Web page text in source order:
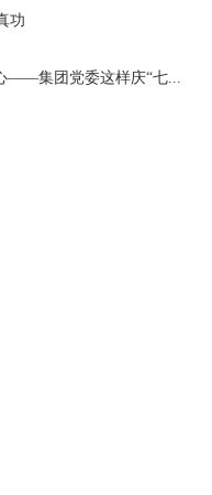
功
——集团党委这样庆“七...